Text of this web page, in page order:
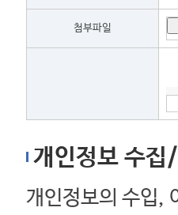
첨부파일
개인정보 수집
개인정보의 수입,